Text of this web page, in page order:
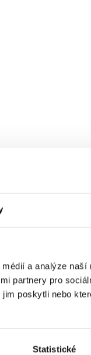
a analýze
partnery pro
poskytli nebo
Statistické